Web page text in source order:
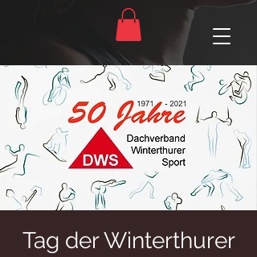
Tag der Winterthurer